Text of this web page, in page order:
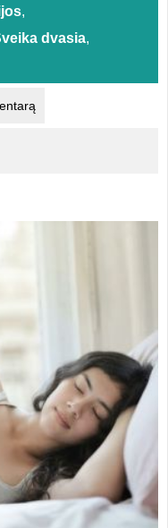
,
dvasia,